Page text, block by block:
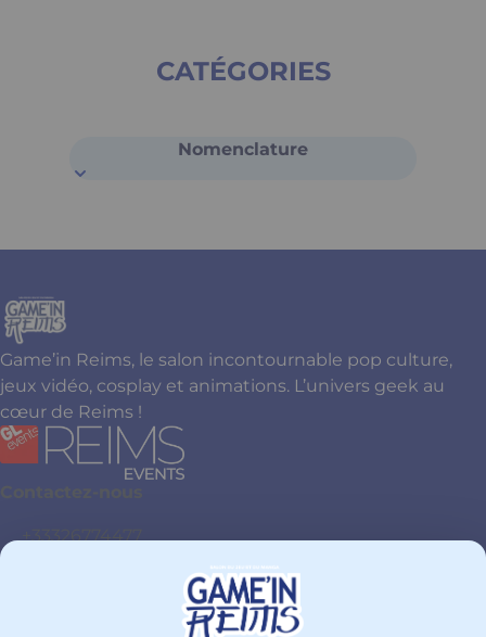
CATÉGORIES
Nomenclature
Game’in Reims, le salon incontournable pop culture,
jeux vidéo, cosplay et animations. L’univers geek au
cœur de Reims !
+33326774477
PARC DES EXPOSITIONS Site Henri Farman